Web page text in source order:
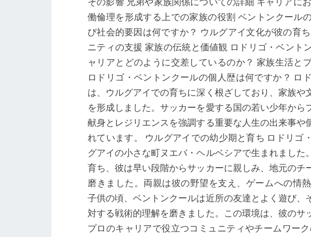
の
キ
ャ
リ
ア、
家
族
働倫理を形成する上での家族の役割 ベントンクール
び社会的要因は何ですか？ ウルグアイ文化が彼の育
ニティの支援 家族の伝統と価値観 ロドリゴ・ベント
ャリアとどのように交差しているのか？ 家族生活と
ロドリゴ・ベントンクールの個人歴は何ですか？ ロ
は、ウルグアイでの育ちに深く根ざしており、家族や
を形成しました。サッカーを愛する国の若い少年か
献身とレジリエンスを強調する重要な人生の出来事や
れています。 ウルグアイでの幼少期と育ち ロドリゴ
グアイの小さな町ヌエバ・ヘルベシアで生まれまし
育ち、彼は早い段階からサッカーに親しみ、地元のチ
磨きました。両親は彼の野望を支え、ゲームへの情
子供の頃、ベントンクールは近所の友達とよく遊び、
対する戦術的理解を磨きました。この環境は、彼のサ
プロのキャリアで役立つコミュニティやチームワー